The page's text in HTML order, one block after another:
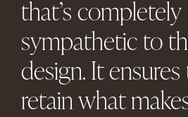
that’s completely
sympathetic to
design. It
retain what